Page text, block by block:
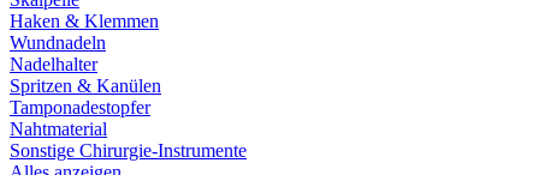
Haken & Klemmen
Wundnadeln
Nadelhalter
Spritzen & Kanülen
Tamponadestopfer
Nahtmaterial
Sonstige Chirurgie-Instrumente